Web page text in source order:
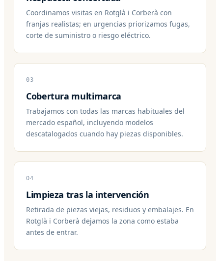
Coordinamos visitas en Rotglà i Corberà con
franjas realistas; en urgencias priorizamos fugas,
corte de suministro o riesgo eléctrico.
03
Cobertura multimarca
Trabajamos con todas las marcas habituales del
mercado español, incluyendo modelos
descatalogados cuando hay piezas disponibles.
04
Limpieza tras la intervención
Retirada de piezas viejas, residuos y embalajes. En
Rotglà i Corberà dejamos la zona como estaba
antes de entrar.